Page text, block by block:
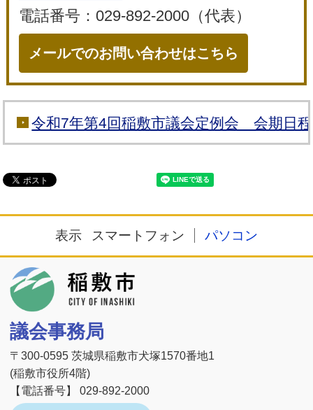
電話番号：029-892-2000（代表）
メールでのお問い合わせはこちら
令和7年第4回稲敷市議会定例会 会期日
表示 スマートフォン パソコン
議会事務局
〒300-0595 茨城県稲敷市犬塚1570番地1
(稲敷市役所4階)
【電話番号】 029-892-2000